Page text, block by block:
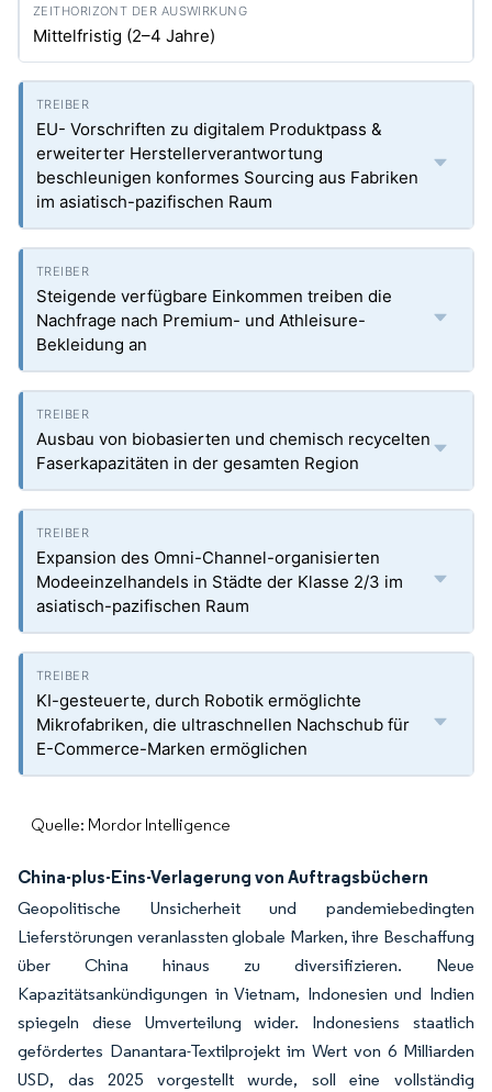
Mittelfristig (2–4 Jahre)
EU- Vorschriften zu digitalem Produktpass &
erweiterter Herstellerverantwortung
beschleunigen konformes Sourcing aus Fabriken
im asiatisch-pazifischen Raum
Steigende verfügbare Einkommen treiben die
Nachfrage nach Premium- und Athleisure-
Bekleidung an
Ausbau von biobasierten und chemisch recycelten
Faserkapazitäten in der gesamten Region
Expansion des Omni-Channel-organisierten
Modeeinzelhandels in Städte der Klasse 2/3 im
asiatisch-pazifischen Raum
KI-gesteuerte, durch Robotik ermöglichte
Mikrofabriken, die ultraschnellen Nachschub für
E-Commerce-Marken ermöglichen
Quelle: Mordor Intelligence
China-plus-Eins-Verlagerung von Auftragsbüchern
Geopolitische Unsicherheit und pandemiebedingten
Lieferstörungen veranlassten globale Marken, ihre Beschaffung
über China hinaus zu diversifizieren. Neue
Kapazitätsankündigungen in Vietnam, Indonesien und Indien
spiegeln diese Umverteilung wider. Indonesiens staatlich
gefördertes Danantara-Textilprojekt im Wert von 6 Milliarden
USD, das 2025 vorgestellt wurde, soll eine vollständig